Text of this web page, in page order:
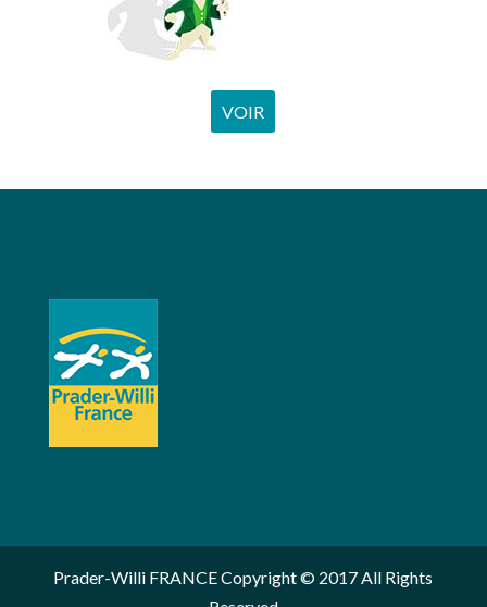
VOIR
Prader-Willi FRANCE Copyright © 2017 All Rights